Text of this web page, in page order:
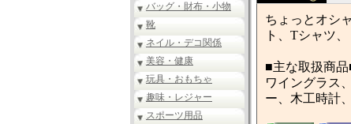
バッグ・財布・小物
靴
ネイル・デコ関係
美容・健康
玩具・おもちゃ
趣味・レジャー
スポーツ用品
ちょっとオシ
ト、Tシャツ
■主な取扱商品
ワイングラス
ー、木工時計